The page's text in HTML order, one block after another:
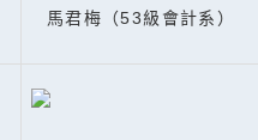
馬君梅（53級會計系）